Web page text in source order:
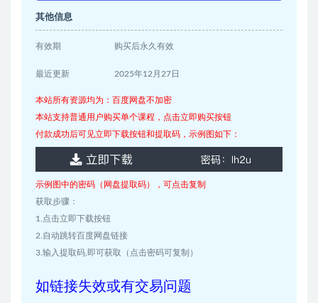
其他信息
有效期 购买后永久有效
最近更新 2025年12月27日
本站所有资源均为：百度网盘不加密
本站支持普通用户购买单个课程，点击立即购买按钮
付款成功后可见立即下载按钮和提取码，示例图如下：
示例图中的密码（网盘提取码），可点击复制
获取步骤：
1.点击立即下载按钮
2.自动跳转百度网盘链接
3.输入提取码,即可获取（点击密码可复制）
如链接失效或有交易问题